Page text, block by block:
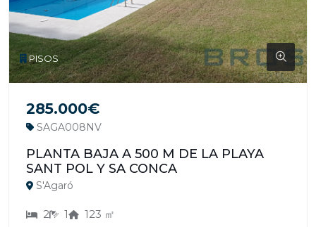
PISOS
285.000€
SAGA008NV
PLANTA BAJA A 500 M DE LA PLAYA
SANT POL Y SA CONCA
S'Agaró
2 1 123 ㎡